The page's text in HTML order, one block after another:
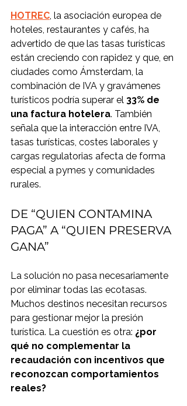
HOTREC , la asociación europea de
hoteles, restaurantes y cafés, ha
advertido de que las tasas turísticas
están creciendo con rapidez y que, en
ciudades como Ámsterdam, la
combinación de IVA y gravámenes
turísticos podría superar el 33% de
una factura hotelera. También
señala que la interacción entre IVA,
tasas turísticas, costes laborales y
cargas regulatorias afecta de forma
especial a pymes y comunidades
rurales.
DE “QUIEN CONTAMINA
PAGA” A “QUIEN PRESERVA
GANA”
La solución no pasa necesariamente
por eliminar todas las ecotasas.
Muchos destinos necesitan recursos
para gestionar mejor la presión
turística. La cuestión es otra: ¿por
qué no complementar la
recaudación con incentivos que
reconozcan comportamientos
reales?